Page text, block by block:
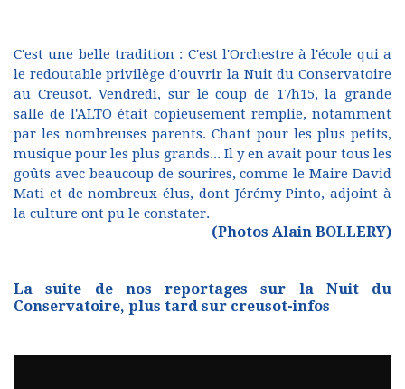
C'est une belle tradition : C'est l'Orchestre à l'école qui a
le redoutable privilège d'ouvrir la Nuit du Conservatoire
au Creusot. Vendredi, sur le coup de 17h15, la grande
salle de l'ALTO était copieusement remplie, notamment
par les nombreuses parents. Chant pour les plus petits,
musique pour les plus grands... Il y en avait pour tous les
goûts avec beaucoup de sourires, comme le Maire David
Mati et de nombreux élus, dont Jérémy Pinto, adjoint à
la culture ont pu le constater.
(Photos Alain BOLLERY)
La suite de nos reportages sur la Nuit du
Conservatoire, plus tard sur creusot-infos